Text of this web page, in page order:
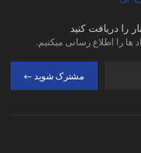
را دریافت کنید
ها را اطلاع رسانی میکنیم.
مشترک شوید